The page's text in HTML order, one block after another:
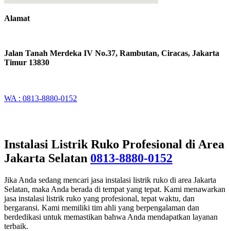
Alamat
Jalan Tanah Merdeka IV No.37, Rambutan, Ciracas, Jakarta
Timur 13830
WA : 0813-8880-0152
Instalasi Listrik Ruko Profesional di Area
Jakarta Selatan 0813-8880-0152
Jika Anda sedang mencari jasa instalasi listrik ruko di area Jakarta
Selatan, maka Anda berada di tempat yang tepat. Kami menawarkan
jasa instalasi listrik ruko yang profesional, tepat waktu, dan
bergaransi. Kami memiliki tim ahli yang berpengalaman dan
berdedikasi untuk memastikan bahwa Anda mendapatkan layanan
terbaik.